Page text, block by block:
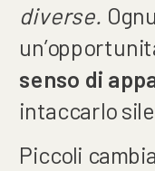
diverse.
senso di
intaccarlo
Piccoli